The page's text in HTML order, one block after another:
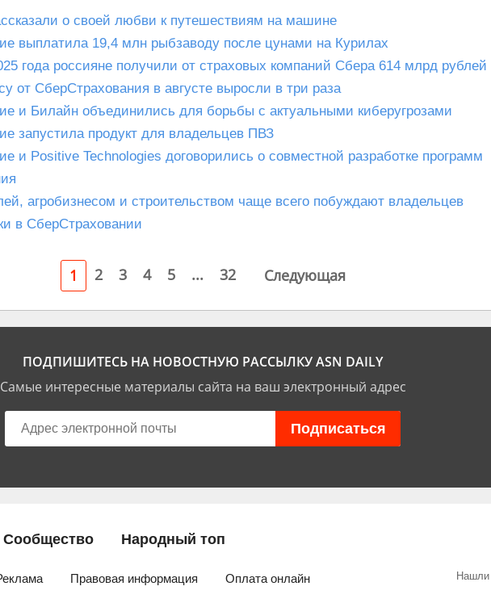
о своей любви к путешествиям на машине
выплатила 19,4 млн рыбзаводу после цунами на Курилах
года россияне получили от страховых компаний Сбера 614 млрд рублей
от СберСтрахования в августе выросли в три раза
и Билайн объединились для борьбы с актуальными киберугрозами
запустила продукт для владельцев ПВЗ
и Positive Technologies договорились о совместной разработке программ
агробизнесом и строительством чаще всего побуждают владельцев
в СберСтраховании
1 2 3 4 5 ... 32 Следующая
ПОДПИШИТЕСЬ НА НОВОСТНУЮ РАССЫЛКУ ASN DAILY
Самые интересные материалы сайта на ваш электронный адрес
Сообщество Народный топ
Правовая информация Оплата онлайн Нашли